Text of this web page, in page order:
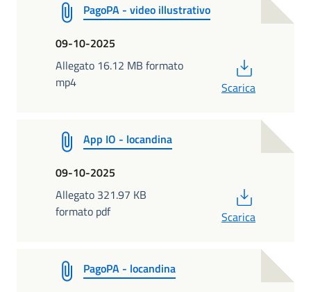
PagoPA - video illustrativo
09-10-2025
Allegato 16.12 MB formato
mp4
Scarica
App IO - locandina
09-10-2025
Allegato 321.97 KB
formato pdf
Scarica
PagoPA - locandina